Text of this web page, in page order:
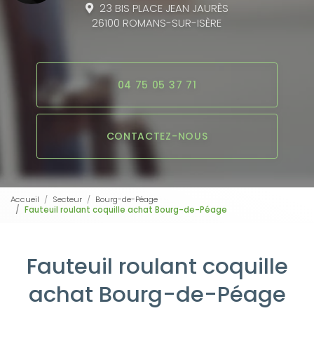
23 BIS PLACE JEAN JAURÈS
26100 ROMANS-SUR-ISÈRE
04 75 05 37 71
CONTACTEZ-NOUS
Accueil Secteur
Bourg-de-Péage
Fauteuil roulant coquille achat Bourg-de-Péage
Fauteuil roulant coquille
achat Bourg-de-Péage